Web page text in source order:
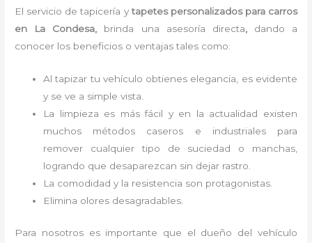
El servicio de tapicería ytapetes personalizados para carros
en La Condesa, brinda una asesoría directa, dando a
conocer los beneficios o ventajas tales como:
Al tapizar tu vehículo obtienes elegancia, es evidente
y se ve a simple vista.
La limpieza es más fácil y en la actualidad existen
muchos métodos caseros e industriales para
remover cualquier tipo de suciedad o manchas,
logrando que desaparezcan sin dejar rastro.
La comodidad y la resistencia son protagonistas.
Elimina olores desagradables.
Para nosotros es importante que el dueño del vehículo